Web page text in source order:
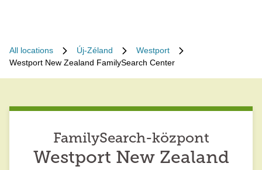
All locations Új-Zéland
Westport
Westport New Zealand FamilySearch Center
FamilySearch-központ
Westport New Zealand